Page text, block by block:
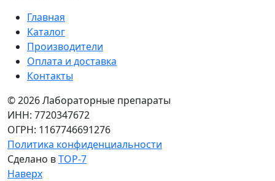
Главная
Каталог
Производители
Оплата и доставка
Контакты
© 2026 Лабораторные препараты
ИНН: 7720347672
ОГРН: 1167746691276
Политика конфиденциальности
Сделано вTOP-7
Наверх